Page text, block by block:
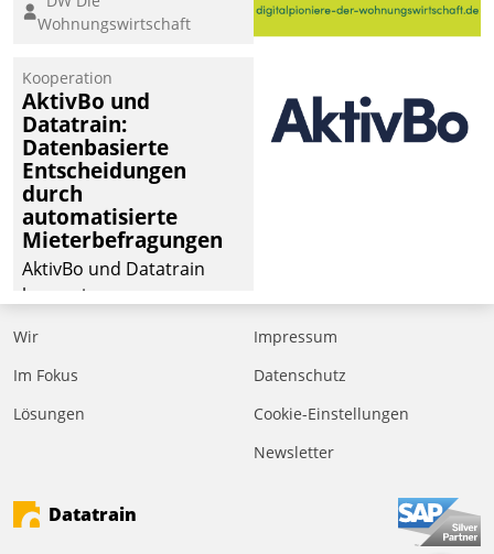
eine digitale Zukunft zu
finden, ist das Ziel des
der
Wohnungswirtschaft“.
Bewerben können sich
dafür ein Team
bestehend aus
Wohnungsunternehmen
und PropTech.
Wohnungswirtschaft
Kooperation
AktivBo und
Datatrain:
Datenbasierte
Entscheidungen
durch
automatisierte
Mieterbefragungen
AktivBo und Datatrain
kooperieren –
profitieren: Die nahtlose
Integration der Lösungen
Datatrain ermöglicht
Mieterbefragungen – eine
starke Grundlage für
Wir
Im Fokus
Lösungen
Impressum
Datenschutz
Cookie-Einstellungen
Newsletter
Datatrain